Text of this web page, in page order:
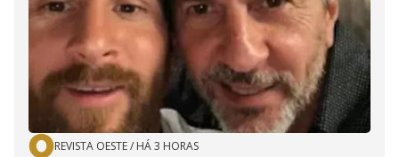
REVISTA OESTE/ HÁ 3 HORAS